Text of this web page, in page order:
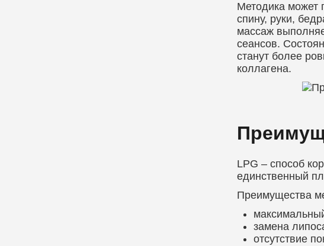
Методика может
спину, руки,
массаж
сеансов.
станут более
коллагена.
LPG – способ
единственный
Преимущества
замена
отсутствие